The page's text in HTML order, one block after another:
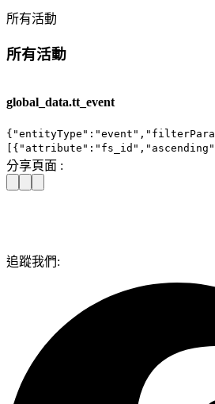
所有活動
所有活動
global_data.tt_event
分享頁面 :
追蹤我們: